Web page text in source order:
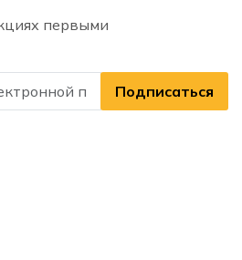
первыми
Подписаться